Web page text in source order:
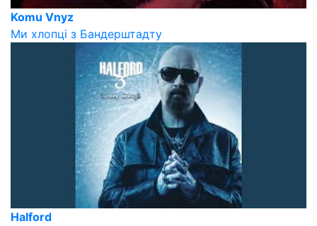
Komu Vnyz
Ми хлопці з Бандерштадту
Halford